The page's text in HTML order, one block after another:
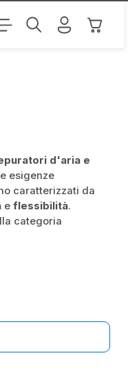
Il
d'aria e
esigenze
caratterizzati da
eflessibilità.
categoria